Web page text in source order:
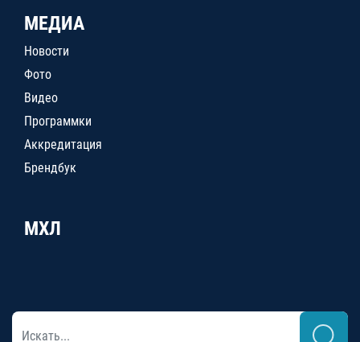
МЕДИА
Новости
Фото
Видео
Программки
Аккредитация
Брендбук
МХЛ